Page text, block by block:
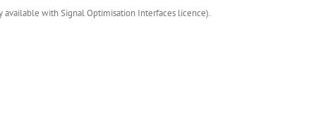
with Signal Optimisation Interfaces licence).